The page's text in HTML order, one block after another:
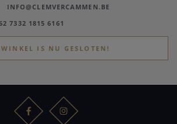
INFO@CLEMVERCAMMEN.BE
7332 1815 6161
WINKEL IS NU GESLOTEN!